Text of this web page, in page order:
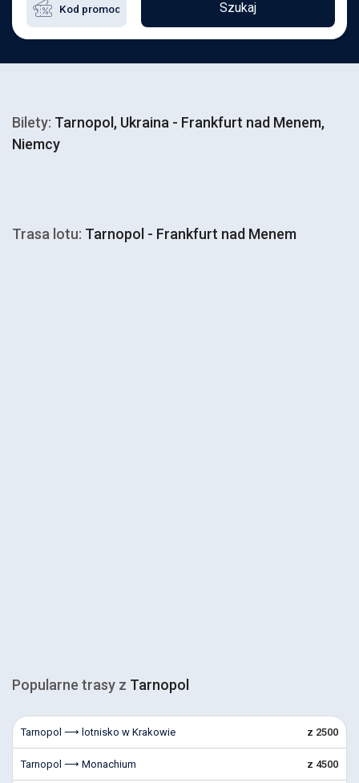
Szukaj
Bilety: Tarnopol, Ukraina - Frankfurt nad Menem,
Niemcy
Trasa lotu: Tarnopol - Frankfurt nad Menem
Popularne trasy z Tarnopol
Tarnopol ⟶ lotnisko w Krakowie z 2500
Tarnopol ⟶ Monachium z 4500